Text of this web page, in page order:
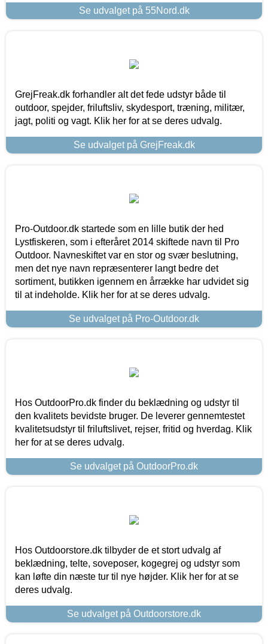
Se udvalget på 55Nord.dk
GrejFreak.dk forhandler alt det fede udstyr både til
outdoor, spejder, friluftsliv, skydesport, træning, militær,
jagt, politi og vagt. Klik her for at se deres udvalg.
Se udvalget på GrejFreak.dk
Pro-Outdoor.dk startede som en lille butik der hed
Lystfiskeren, som i efteråret 2014 skiftede navn til Pro
Outdoor. Navneskiftet var en stor og svær beslutning,
men det nye navn repræsenterer langt bedre det
sortiment, butikken igennem en årrække har udvidet sig
til at indeholde. Klik her for at se deres udvalg.
Se udvalget på Pro-Outdoor.dk
Hos OutdoorPro.dk finder du beklædning og udstyr til
den kvalitets bevidste bruger. De leverer gennemtestet
kvalitetsudstyr til friluftslivet, rejser, fritid og hverdag. Klik
her for at se deres udvalg.
Se udvalget på OutdoorPro.dk
Hos Outdoorstore.dk tilbyder de et stort udvalg af
beklædning, telte, soveposer, kogegrej og udstyr som
kan løfte din næste tur til nye højder. Klik her for at se
deres udvalg.
Se udvalget på Outdoorstore.dk